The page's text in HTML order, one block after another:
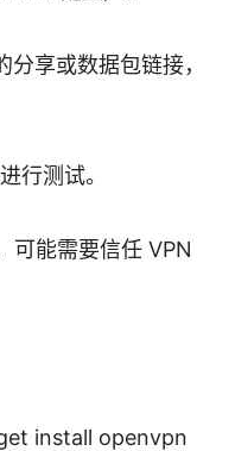
享或数据包链接，
行测试。
可能需要信任 VPN
install openvpn